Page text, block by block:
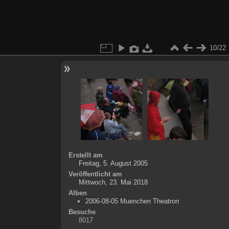
10/22
Erstellt am
Freitag, 5. August 2005
Veröffentlicht am
Mittwoch, 23. Mai 2018
Alben
2006-08-05 Muenchen Theatron
Besuche
8017